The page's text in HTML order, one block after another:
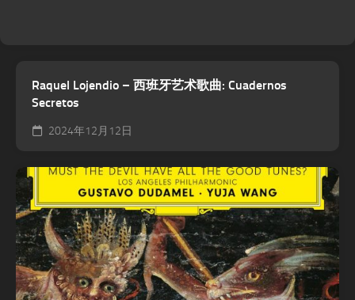
Raquel Lojendio – 西班牙艺术歌曲: Cuadernos
Secretos
2024年12月12日